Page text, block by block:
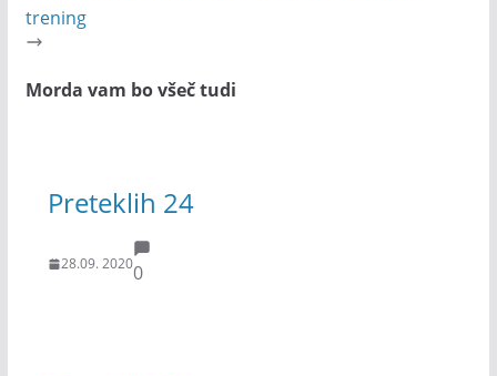
trening
Morda vam bo všeč tudi
Preteklih 24
28.09. 20200